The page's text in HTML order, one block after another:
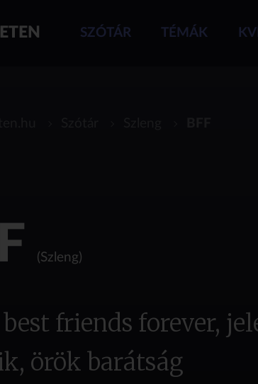
SZÓTÁR TÉMÁK
(Szleng)
friends forever,
örök barátság